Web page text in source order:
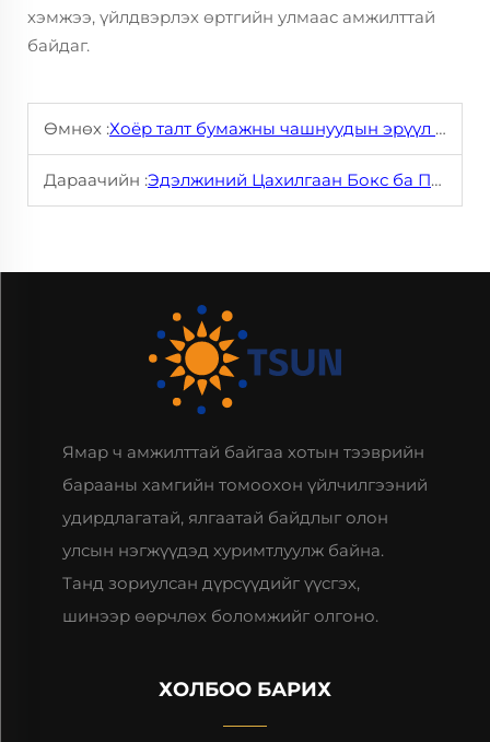
хэмжээ, үйлдвэрлэх өртгийн улмаас амжилттай
байдаг.
Өмнөх :Хоёр талт бумажны чашнуудын эрүүл мэндийн хамгааллын хамгийн сайн арга
Дараачийн :Эдэлжиний Цахилгаан Бокс ба Пластик: Ямар нь Орчин Өндөгтэй Байх вэ?
Ямар ч амжилттай байгаа хотын тээврийн
барааны хамгийн томоохон үйлчилгээний
удирдлагатай, ялгаатай байдлыг олон
улсын нэгжүүдэд хуримтлуулж байна.
Танд зориулсан дүрсүүдийг үүсгэх,
шинээр өөрчлөх боломжийг олгоно.
ХОЛБОО БАРИХ